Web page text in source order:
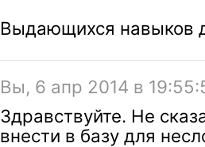
Выдающихся навыков
Вы, 6 апр 2014 в
Здравствуйте. Не
внести в базу для